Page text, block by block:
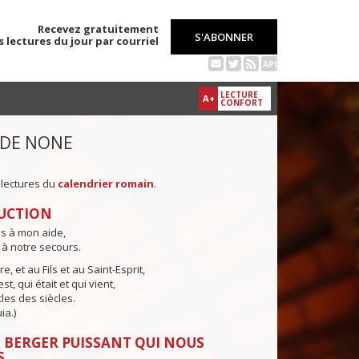
Recevez gratuitement
lectures du jour par courriel
S'ABONNER
API
A+ LECTURE
CONFORT
NONE
du calendrier romain.
à mon aide,
notre secours.
et au Fils et au Saint-Esprit,
qui était et qui vient,
des siècles.
PUISSANT QUI NOUS